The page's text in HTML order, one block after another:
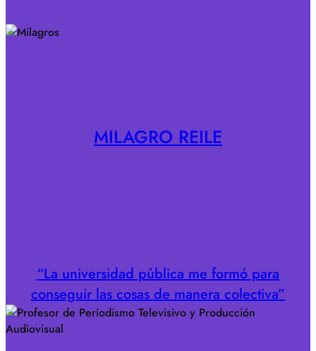
MILAGRO REILE
“La universidad pública me formó para
conseguir las cosas de manera colectiva”